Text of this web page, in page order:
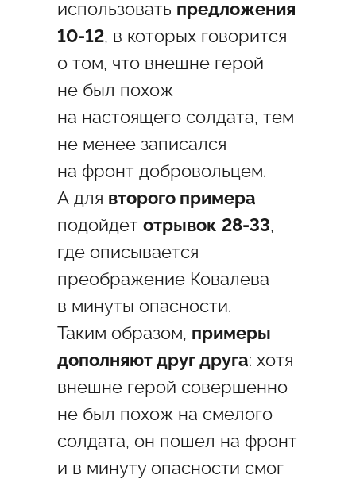
использовать предложения
10-12, в которых говорится
о том, что внешне герой
не был похож
на настоящего солдата, тем
не менее записался
на фронт добровольцем.
А для второго примера
подойдет отрывок 28-33,
где описывается
преображение Ковалева
в минуты опасности.
Таким образом, примеры
дополняют друг друга: хотя
внешне герой совершенно
не был похож на смелого
солдата, он пошел на фронт
и в минуту опасности смог